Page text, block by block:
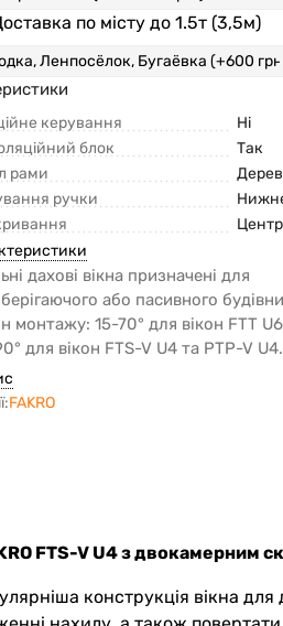
по місту до 1.5т (3,5м)
керування
Ні
блок
Так
рами
ручки
дахові вікна призначені для
або пасивного
монтажу: 15-70° для вікон FTT
для вікон FTS-V U4 та PTP-V U4.
FAKRO
FTS-V U4 з двокамерним
конструкція вікна